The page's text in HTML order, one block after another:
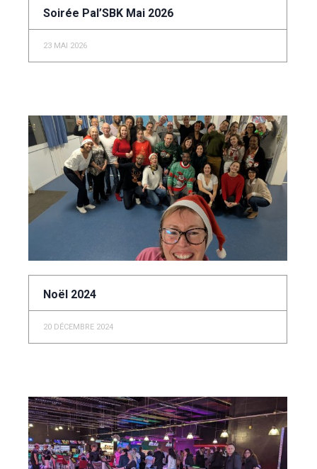
Soirée Pal’SBK Mai 2026
23 MAI 2026
Noël 2024
20 DÉCEMBRE 2024